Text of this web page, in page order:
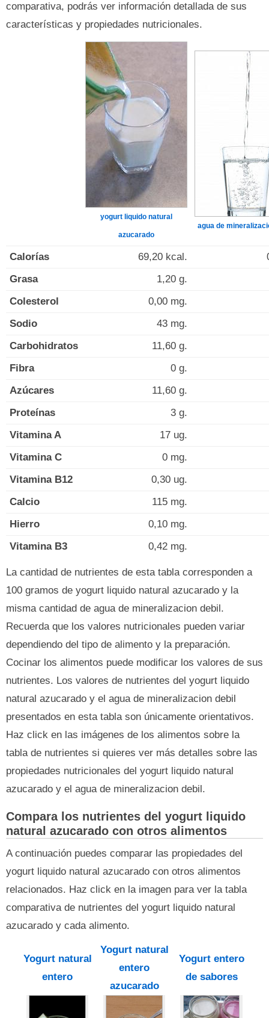
comparativa, podrás ver información detallada de sus
características y propiedades nutricionales.
yogurt liquido natural
azucarado
agua de
Calorías 69,20 kcal.
Grasa
1,20 g.
Colesterol
0,00 mg.
Sodio
43 mg.
Carbohidratos
11,60 g.
Fibra
0 g.
Azúcares
11,60 g.
Proteínas
3 g.
Vitamina A
17 ug.
Vitamina C
0 mg.
Vitamina B12
0,30 ug.
Calcio
115 mg.
Hierro
0,10 mg.
Vitamina B3
0,42 mg.
La cantidad de nutrientes de esta tabla corresponden a
100 gramos de yogurt liquido natural azucarado y la
misma cantidad de agua de mineralizacion debil.
Recuerda que los valores nutricionales pueden variar
dependiendo del tipo de alimento y la preparación.
Cocinar los alimentos puede modificar los valores de sus
nutrientes. Los valores de nutrientes del yogurt liquido
natural azucarado y el agua de mineralizacion debil
presentados en esta tabla son únicamente orientativos.
Haz click en las imágenes de los alimentos sobre la
tabla de nutrientes si quieres ver más detalles sobre las
propiedades nutricionales del yogurt liquido natural
azucarado y el agua de mineralizacion debil.
Compara los nutrientes del yogurt liquido
natural azucarado con otros alimentos
A continuación puedes comparar las propiedades del
yogurt liquido natural azucarado con otros alimentos
relacionados. Haz click en la imagen para ver la tabla
comparativa de nutrientes del yogurt liquido natural
azucarado y cada alimento.
Yogurt natural
entero
Yogurt natural
entero
azucarado
Yogurt entero
de sabores